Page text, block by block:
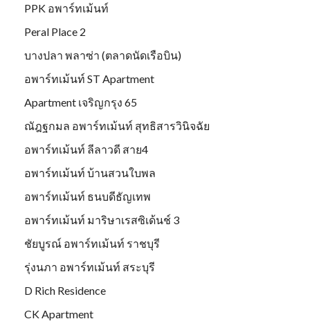
PPK อพาร์ทเม้นท์
Peral Place 2
บางปลา พลาซ่า (ตลาดนัดเรือบิน)
อพาร์ทเม้นท์ ST Apartment
Apartment เจริญกรุง 65
ณัฎฐกมล อพาร์ทเม้นท์ สุทธิสารวินิจฉัย
อพาร์ทเม้นท์ ลีลาวดี สาย4
อพาร์ทเม้นท์ บ้านสวนใบพล
อพาร์ทเม้นท์ ธนบดีธัญเทพ
อพาร์ทเม้นท์ มาริษาเรสซิเด้นช์ 3
ชัยบูรณ์ อพาร์ทเม้นท์ ราชบุรี
รุ่งนภา อพาร์ทเม้นท์ สระบุรี
D Rich Residence
CK Apartment